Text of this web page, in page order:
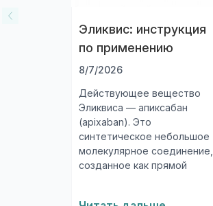
Эликвис: инструкция
по применению
8/7/2026
Действующее вещество
Эликвиса — апиксабан
(apixaban). Это
синтетическое небольшое
молекулярное соединение,
созданное как прямой